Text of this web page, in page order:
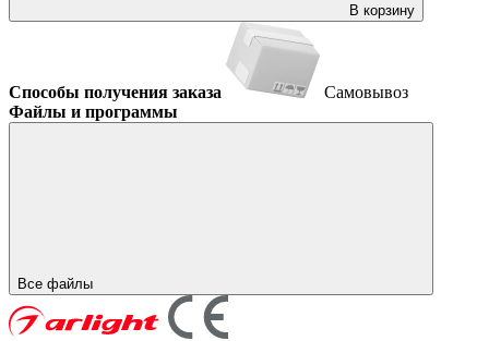
В корзину
Способы получения заказа
Самовывоз
Файлы и программы
Все файлы